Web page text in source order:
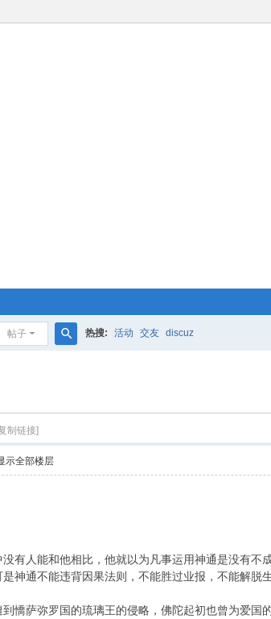
帖子 热搜: 活动 交友 discuz
制链接]
示全部楼层
人能和他相比，他就以为凡事运用神通是没有不成
通不能违背因果法则，不能胜过业报，不能解脱生
萨弥罗国的琉璃王的侵略，佛陀起初也曾为爱国